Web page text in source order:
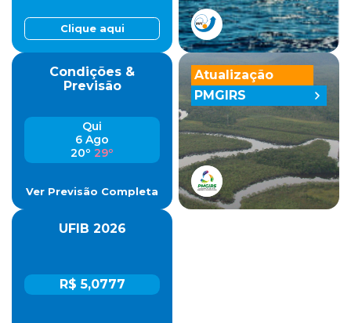
Clique aqui
Condições &
Previsão
Qui
6 Ago
20º 29º
Ver Previsão Completa
UFIB 2026
R$ 5,0777
Atualização
PMGIRS